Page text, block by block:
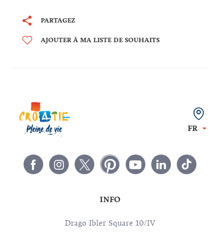
PARTAGEZ
AJOUTER À MA LISTE DE SOUHAITS
FR
INFO
Drago Ibler Square 10/IV